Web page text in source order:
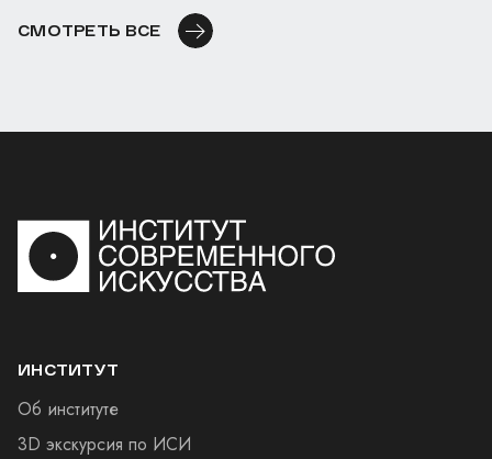
СМОТРЕТЬ ВСЕ
ИНСТИТУТ
Об институте
3D экскурсия по ИСИ